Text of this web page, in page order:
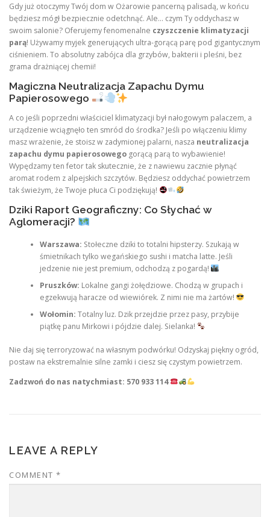
Gdy już otoczymy Twój dom w Ożarowie pancerną palisadą, w końcu
będziesz mógł bezpiecznie odetchnąć. Ale… czym Ty oddychasz w
swoim salonie? Oferujemy fenomenalne czyszczenie klimatyzacji
parą! Używamy myjek generujących ultra-gorącą parę pod gigantycznym
ciśnieniem. To absolutny zabójca dla grzybów, bakterii i pleśni, bez
grama drażniącej chemii!
Magiczna Neutralizacja Zapachu Dymu
Papierosowego
A co jeśli poprzedni właściciel klimatyzacji był nałogowym palaczem, a
urządzenie wciągnęło ten smród do środka? Jeśli po włączeniu klimy
masz wrażenie, że stoisz w zadymionej palarni, nasza neutralizacja
zapachu dymu papierosowego gorącą parą to wybawienie!
Wypędzamy ten fetor tak skutecznie, że z nawiewu zacznie płynąć
aromat rodem z alpejskich szczytów. Będziesz oddychać powietrzem
tak świeżym, że Twoje płuca Ci podziękują!
Dziki Raport Geograficzny: Co Słychać w
Aglomeracji?
Warszawa: Stołeczne dziki to totalni hipsterzy. Szukają w
śmietnikach tylko wegańskiego sushi i matcha latte. Jeśli
jedzenie nie jest premium, odchodzą z pogardą!
Pruszków: Lokalne gangi żołędziowe. Chodzą w grupach i
egzekwują haracze od wiewiórek. Z nimi nie ma żartów!
Wołomin: Totalny luz. Dzik przejdzie przez pasy, przybije
piątkę panu Mirkowi i pójdzie dalej. Sielanka!
Nie daj się terroryzować na własnym podwórku! Odzyskaj piękny ogród,
postaw na ekstremalnie silne zamki i ciesz się czystym powietrzem.
Zadzwoń do nas natychmiast: 570 933 114
LEAVE A REPLY
COMMENT *